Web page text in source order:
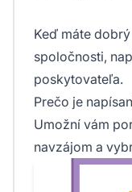
Keď máte
spoločnosti,
poskytovateľa.
Prečo je
Umožní vám
navzájom a